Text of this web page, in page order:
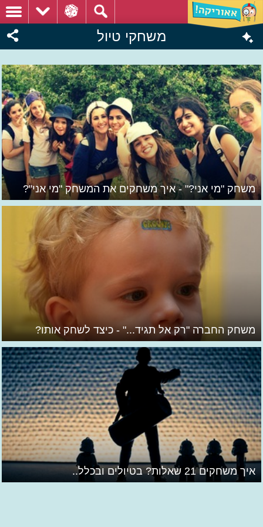
משחקי טיול
משחק "מי אני?" - איך משחקים את המשחק "מי אני"?
משחק החברה "רק אל תגיד..." - כיצד לשחק אותו?
איך משחקים 21 שאלות? בטיולים ובכלל..